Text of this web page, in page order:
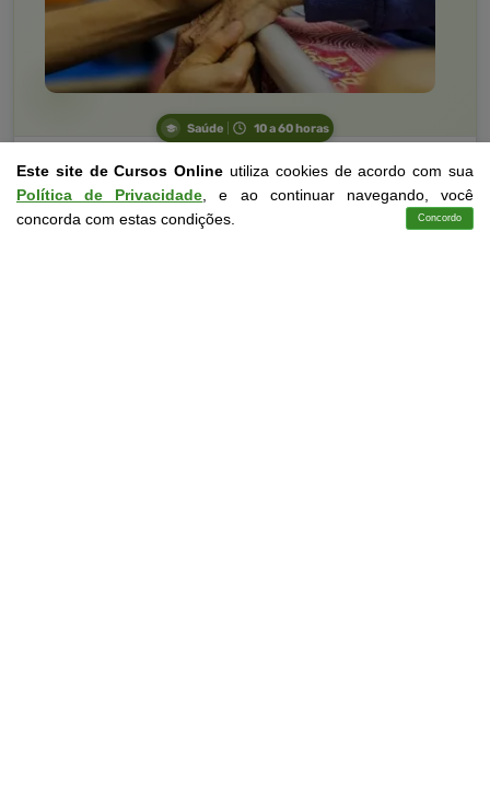
Saúde 10 a 60 horas
Noções Básicas em Programa Nacional de Saúde para
Idosos
Curso Livre
Curso
Este site de Cursos Online utiliza cookies de acordo com sua
Política de Privacidade , e ao continuar navegando, você
concorda com estas condições.
Concordo
Contato Cursos Login